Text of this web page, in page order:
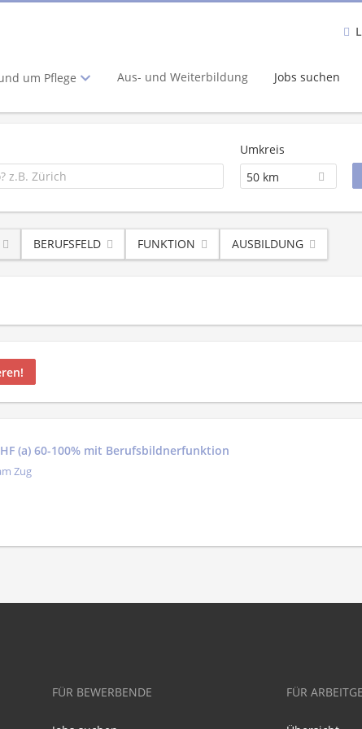
um Pflege Aus- und Weiterbildung Jobs suchen
Umkreis
50 km
BERUFSFELD FUNKTION AUSBILDUNG
(a) 60-100% mit Berufsbildnerfunktion
Zug
FÜR BEWERBENDE FÜR